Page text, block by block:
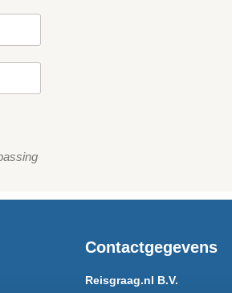
Contactgegevens
Reisgraag.nl B.V.